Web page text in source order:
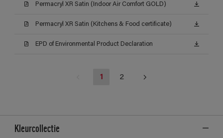
Permacryl XR Satin (Indoor Air Comfort GOLD)
Permacryl XR Satin (Kitchens & Food certificate)
EPD of Environmental Product Declaration
1 2
Kleurcollectie